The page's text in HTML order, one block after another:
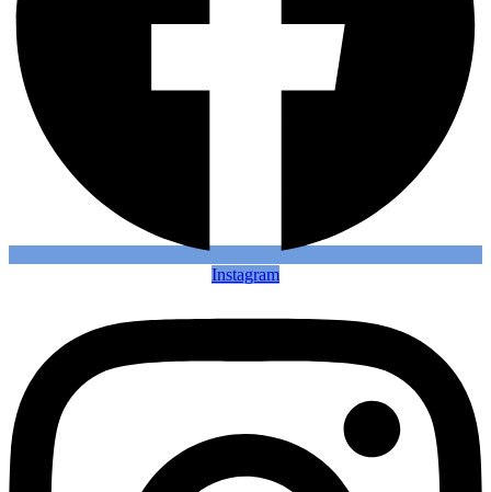
Instagram